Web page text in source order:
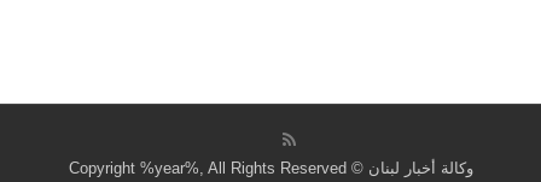
وكالة أخبار لبنان © Copyright %year%, All Rights Reserved